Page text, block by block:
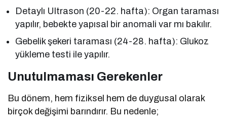
Detaylı Ultrason (20-22. hafta): Organ taraması
yapılır, bebekte yapısal bir anomali var mı bakılır.
Gebelik şekeri taraması (24-28. hafta): Glukoz
yükleme testi ile yapılır.
Unutulmaması Gerekenler
Bu dönem, hem fiziksel hem de duygusal olarak
birçok değişimi barındırır. Bu nedenle;